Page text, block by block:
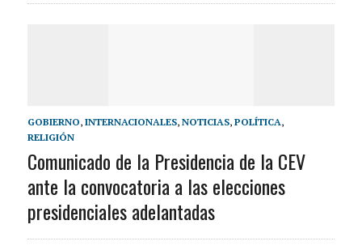
GOBIERNO, INTERNACIONALES, NOTICIAS, POLÍTICA,
RELIGIÓN
Comunicado de la Presidencia de la CEV
ante la convocatoria a las elecciones
presidenciales adelantadas